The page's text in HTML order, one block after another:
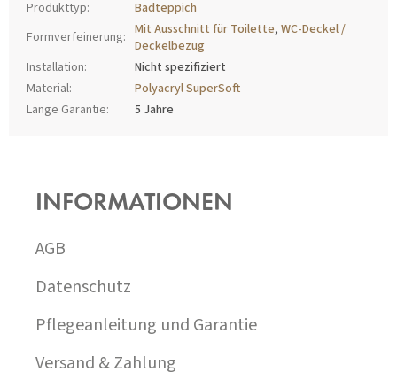
Produkttyp:
Badteppich
Formverfeinerung: Mit Ausschnitt für Toilette, WC-Deckel /
Deckelbezug
Installation:
Nicht spezifiziert
Material:
Polyacryl SuperSoft
Lange Garantie:
5 Jahre
INFORMATIONEN
AGB
Datenschutz
Pflegeanleitung und Garantie
Versand & Zahlung